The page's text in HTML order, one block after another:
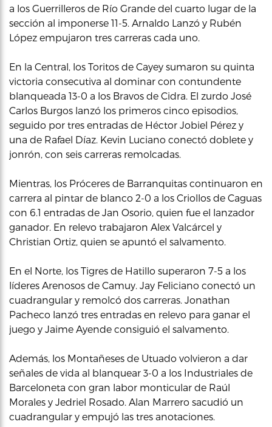
a los Guerrilleros de Río Grande del cuarto lugar de la
sección al imponerse 11-5. Arnaldo Lanzó y Rubén
López empujaron tres carreras cada uno.
En la Central, los Toritos de Cayey sumaron su quinta
victoria consecutiva al dominar con contundente
blanqueada 13-0 a los Bravos de Cidra. El zurdo José
Carlos Burgos lanzó los primeros cinco episodios,
seguido por tres entradas de Héctor Jobiel Pérez y
una de Rafael Díaz. Kevin Luciano conectó doblete y
jonrón, con seis carreras remolcadas.
Mientras, los Próceres de Barranquitas continuaron en
carrera al pintar de blanco 2-0 a los Criollos de Caguas
con 6.1 entradas de Jan Osorio, quien fue el lanzador
ganador. En relevo trabajaron Alex Valcárcel y
Christian Ortiz, quien se apuntó el salvamento.
En el Norte, los Tigres de Hatillo superaron 7-5 a los
líderes Arenosos de Camuy. Jay Feliciano conectó un
cuadrangular y remolcó dos carreras. Jonathan
Pacheco lanzó tres entradas en relevo para ganar el
juego y Jaime Ayende consiguió el salvamento.
Además, los Montañeses de Utuado volvieron a dar
señales de vida al blanquear 3-0 a los Industriales de
Barceloneta con gran labor monticular de Raúl
Morales y Jedriel Rosado. Alan Marrero sacudió un
cuadrangular y empujó las tres anotaciones.